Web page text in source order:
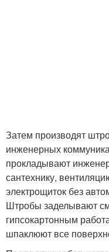
Затем производят
инженерных
прокладывают
сантехнику,
электрощиток без
Штробы заделывают
гипсокартонным
шпаклюют все